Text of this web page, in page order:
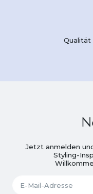
Jetzt anmelden
Styling-